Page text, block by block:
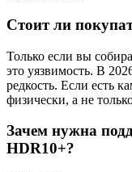
Стоит ли
Только если вы
это уязвимость. В
редкость. Если есть
физически, а не
Зачем нужна
HDR10+?